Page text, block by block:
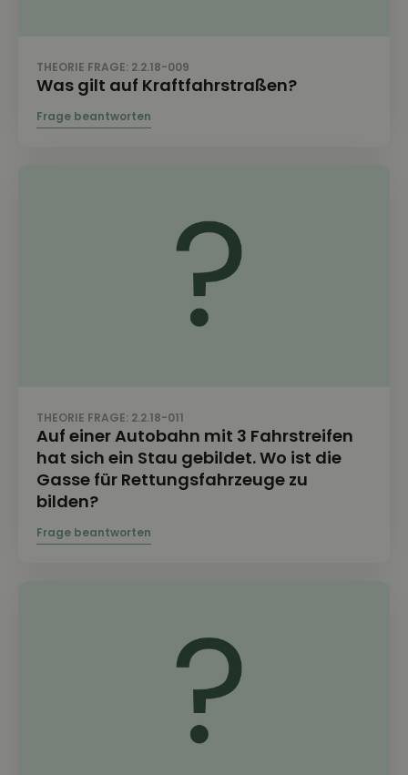
THEORIE FRAGE: 2.2.18-009
Was gilt auf Kraftfahrstraßen?
THEORIE FRAGE: 2.2.18-011
Auf einer Autobahn mit 3 Fahrstreifen
hat sich ein Stau gebildet. Wo ist die
Gasse für Rettungsfahrzeuge zu
bilden?